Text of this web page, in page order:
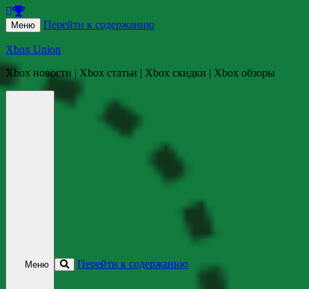
Меню Перейти к содержанию
Xbox Union
Xbox новости | Xbox статьи | Xbox скидки | Xbox обзоры
Меню Перейти к содержанию